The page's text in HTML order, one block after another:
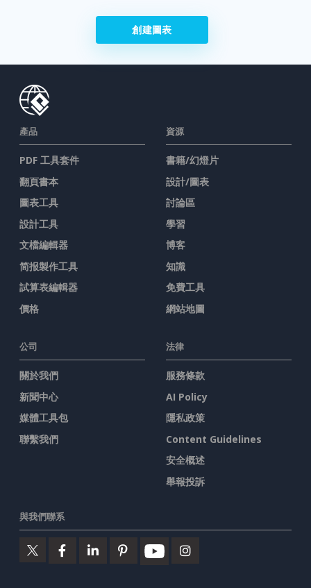
創建圖表
產品
PDF 工具套件
翻頁書本
圖表工具
設計工具
文檔編輯器
简报製作工具
試算表編輯器
價格
資源
書籍/幻燈片
設計/圖表
討論區
學習
博客
知識
免費工具
網站地圖
公司
關於我們
新聞中心
媒體工具包
聯繫我們
法律
服務條款
AI Policy
隱私政策
Content Guidelines
安全概述
舉報投訴
與我們聯系